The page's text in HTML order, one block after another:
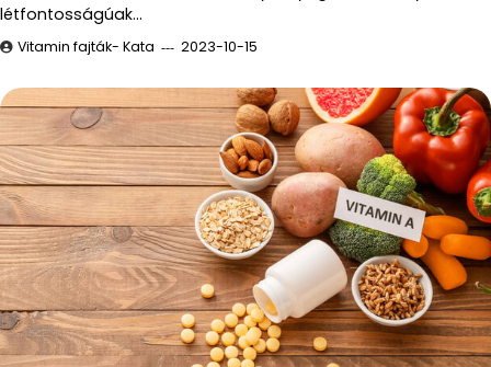
létfontosságúak…
Vitamin fajták- Kata 2023-10-15